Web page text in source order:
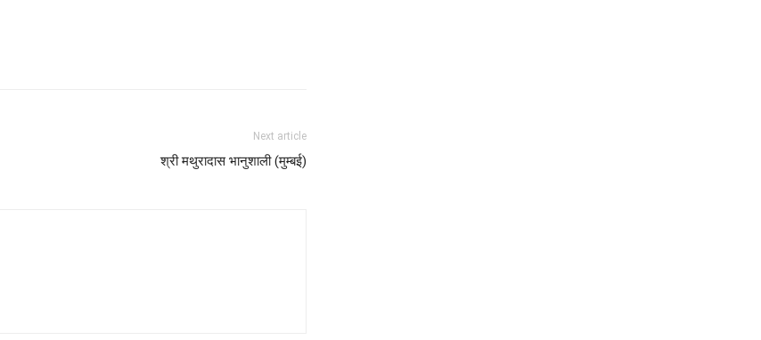
Next article
श्री मथुरादास भानुशाली (मुम्बई)